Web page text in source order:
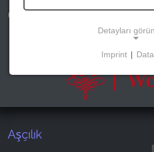
Grillen im
Aşçılık
Detayları
Bu çerezler temel
sitesinin kullanımı için
Imprint |